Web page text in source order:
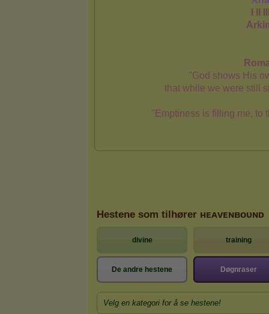
Hestene som tilhører ʜᴇᴀᴠᴇɴʙoᴜɴᴅ
divine training
De andre hestene Døgnraser
Velg en kategori for å se hestene!